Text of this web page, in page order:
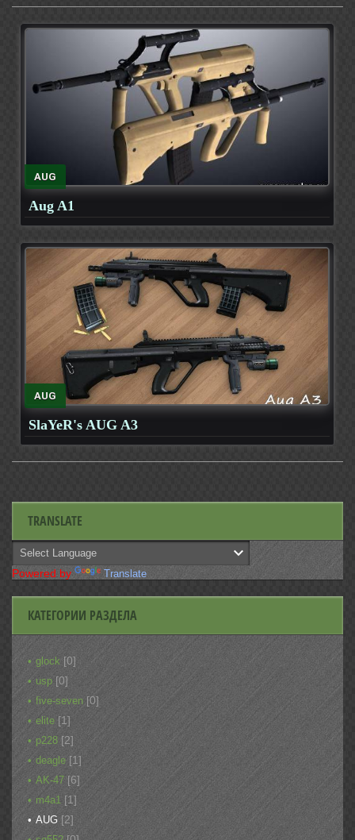
AUG
Aug A1
AUG
SlaYeR's AUG A3
TRANSLATE
Powered by Translate
КАТЕГОРИИ РАЗДЕЛА
glock [0]
usp [0]
five-seven [0]
elite [1]
p228 [2]
deagle [1]
AK-47 [6]
m4a1 [1]
AUG [2]